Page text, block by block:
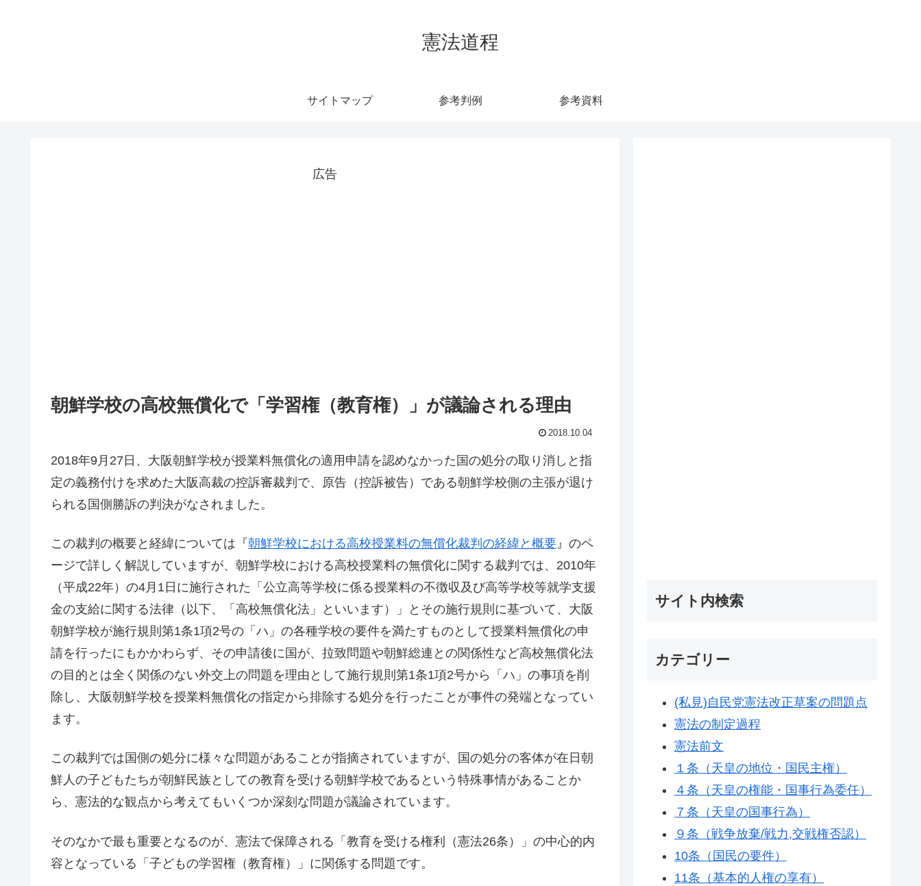
憲法道程
サイトマップ 参考判例 参考資料
広告
朝鮮学校の高校無償化で「学習権（教育権）」が議論される理由
2018.10.04
2018年9月27日、大阪朝鮮学校が授業料無償化の適用申請を認めなかった国の処分の取り消しと指
定の義務付けを求めた大阪高裁の控訴審裁判で、原告（控訴被告）である朝鮮学校側の主張が退け
られる国側勝訴の判決がなされました。
この裁判の概要と経緯については『朝鮮学校における高校授業料の無償化裁判の経緯と概要』のペ
ージで詳しく解説していますが、朝鮮学校における高校授業料の無償化に関する裁判では、2010年
（平成22年）の4月1日に施行された「公立高等学校に係る授業料の不徴収及び高等学校等就学支援
金の支給に関する法律（以下、「高校無償化法」といいます）」とその施行規則に基づいて、大阪
朝鮮学校が施行規則第1条1項2号の「ハ」の各種学校の要件を満たすものとして授業料無償化の申
請を行ったにもかかわらず、その申請後に国が、拉致問題や朝鮮総連との関係性など高校無償化法
の目的とは全く関係のない外交上の問題を理由として施行規則第1条1項2号から「ハ」の事項を削
除し、大阪朝鮮学校を授業料無償化の指定から排除する処分を行ったことが事件の発端となってい
ます。
この裁判では国側の処分に様々な問題があることが指摘されていますが、国の処分の客体が在日朝
鮮人の子どもたちが朝鮮民族としての教育を受ける朝鮮学校であるという特殊事情があることか
ら、憲法的な観点から考えてもいくつか深刻な問題が議論されています。
そのなかで最も重要となるのが、憲法で保障される「教育を受ける権利（憲法26条）」の中心的内
容となっている「子どもの学習権（教育権）」に関係する問題です。
サイト内検索
カテゴリー
(私見)自民党憲法改正草案の問題点
憲法の制定過程
憲法前文
１条（天皇の地位・国民主権）
４条（天皇の権能・国事行為委任）
７条（天皇の国事行為）
９条（戦争放棄/戦力,交戦権否認）
10条（国民の要件）
11条（基本的人権の享有）